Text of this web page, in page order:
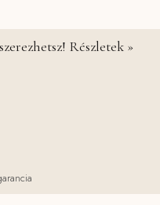
Részletek »